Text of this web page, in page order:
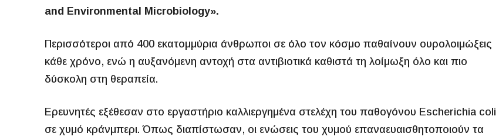
and Environmental Microbiology».
Περισσότεροι από 400 εκατομμύρια άνθρωποι σε όλο τον κόσμο παθαίνουν ουρολοιμώξεις
κάθε χρόνο, ενώ η αυξανόμενη αντοχή στα αντιβιοτικά καθιστά τη λοίμωξη όλο και πιο
δύσκολη στη θεραπεία.
Ερευνητές εξέθεσαν στο εργαστήριο καλλιεργημένα στελέχη του παθογόνου Escherichia coli
σε χυμό κράνμπερι. Όπως διαπίστωσαν, οι ενώσεις του χυμού επαναευαισθητοποιούν τα